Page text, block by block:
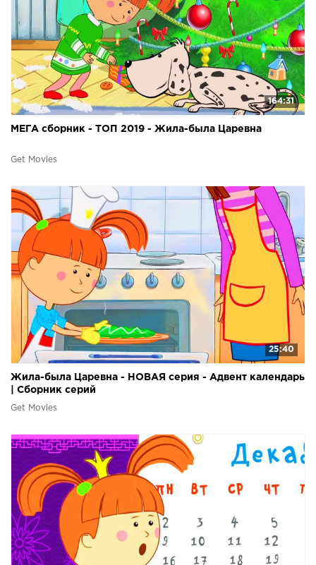
164:31
МЕГА сборник - ТОП 2019 - Жила-была Царевна
Get Movies
25:40
Жила-была Царевна - НОВАЯ серия - Адвент календарь
| Сборник серий
Get Movies